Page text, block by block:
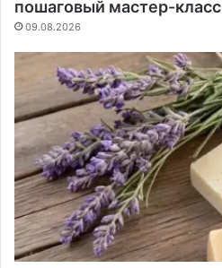
пошаговый мастер-класс
09.08.2026